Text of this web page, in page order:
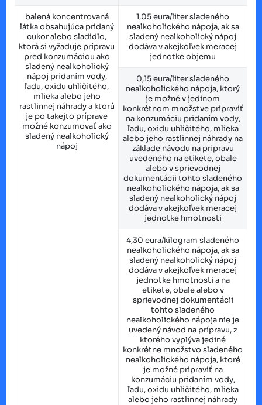
balená koncentrovaná
látka obsahujúca pridaný
cukor alebo sladidlo,
ktorá si vyžaduje prípravu
pred konzumáciou ako
sladený nealkoholický
nápoj pridaním vody,
ľadu, oxidu uhličitého,
mlieka alebo jeho
rastlinnej náhrady a ktorú
je po takejto príprave
možné konzumovať ako
sladený nealkoholický
nápoj
1,05 eura/liter sladeného
nealkoholického nápoja, ak sa
sladený nealkoholický nápoj
dodáva v akejkoľvek meracej
jednotke objemu
0,15 eura/liter sladeného
nealkoholického nápoja, ktorý
je možné v jedinom
konkrétnom množstve pripraviť
na konzumáciu pridaním vody,
ľadu, oxidu uhličitého, mlieka
alebo jeho rastlinnej náhrady na
základe návodu na prípravu
uvedeného na etikete, obale
alebo v sprievodnej
dokumentácii tohto sladeného
nealkoholického nápoja, ak sa
sladený nealkoholický nápoj
dodáva v akejkoľvek meracej
jednotke hmotnosti
4,30 eura/kilogram sladeného
nealkoholického nápoja, ak sa
sladený nealkoholický nápoj
dodáva v akejkoľvek meracej
jednotke hmotnosti a na
etikete, obale alebo v
sprievodnej dokumentácii
tohto sladeného
nealkoholického nápoja nie je
uvedený návod na prípravu, z
ktorého vyplýva jediné
konkrétne množstvo sladeného
nealkoholického nápoja, ktoré
je možné pripraviť na
konzumáciu pridaním vody,
ľadu, oxidu uhličitého, mlieka
alebo jeho rastlinnej náhrady